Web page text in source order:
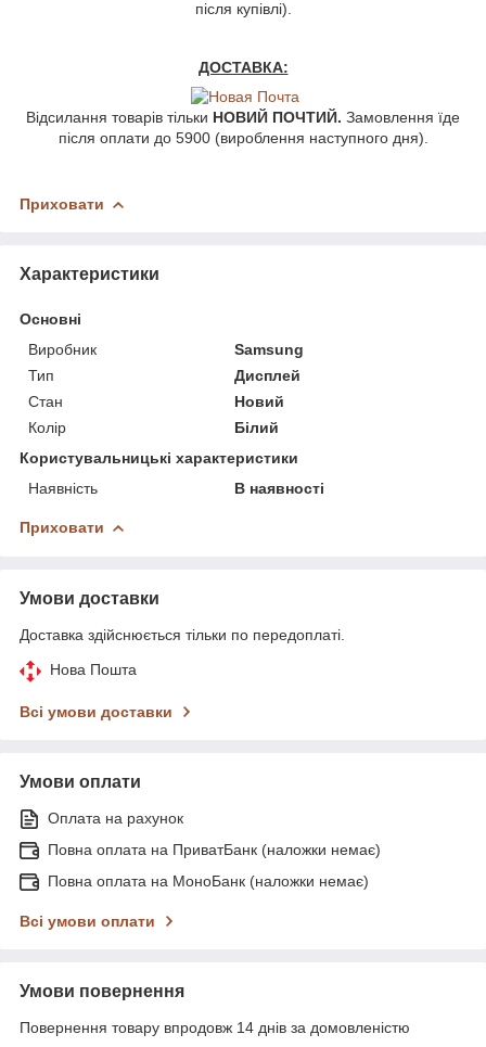
після купівлі).
ДОСТАВКА:
Відсилання товарів тільки НОВИЙ ПОЧТИЙ. Замовлення їде
після оплати до 5900 (вироблення наступного дня).
Приховати
Характеристики
Основні
Виробник
Samsung
Тип
Дисплей
Стан
Новий
Колір
Білий
Користувальницькі характеристики
Наявність
В наявності
Приховати
Умови доставки
Доставка здійснюється тільки по передоплаті.
Нова Пошта
Всі умови доставки
Умови оплати
Оплата на рахунок
Повна оплата на ПриватБанк (наложки немає)
Повна оплата на МоноБанк (наложки немає)
Всі умови оплати
Умови повернення
Повернення товару впродовж 14 днів за домовленістю